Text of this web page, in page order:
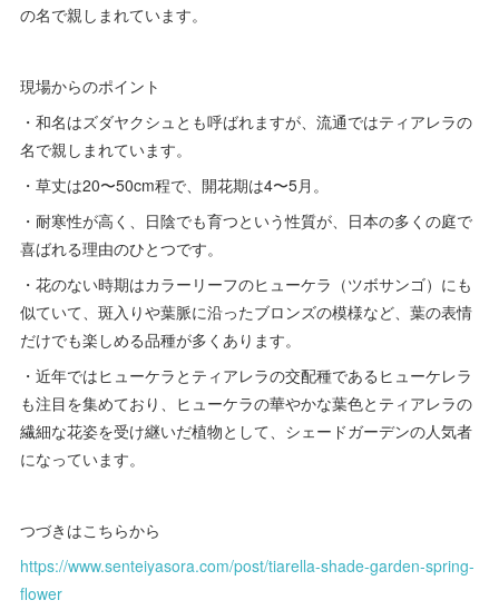
の名で親しまれています。
現場からのポイント
・和名はズダヤクシュとも呼ばれますが、流通ではティアレラの
名で親しまれています。
・草丈は20〜50cm程で、開花期は4〜5月。
・耐寒性が高く、日陰でも育つという性質が、日本の多くの庭で
喜ばれる理由のひとつです。
・花のない時期はカラーリーフのヒューケラ（ツボサンゴ）にも
似ていて、斑入りや葉脈に沿ったブロンズの模様など、葉の表情
だけでも楽しめる品種が多くあります。
・近年ではヒューケラとティアレラの交配種であるヒューケレラ
も注目を集めており、ヒューケラの華やかな葉色とティアレラの
繊細な花姿を受け継いだ植物として、シェードガーデンの人気者
になっています。
つづきはこちらから
https://www.senteiyasora.com/post/tiarella-shade-garden-spring-
flower